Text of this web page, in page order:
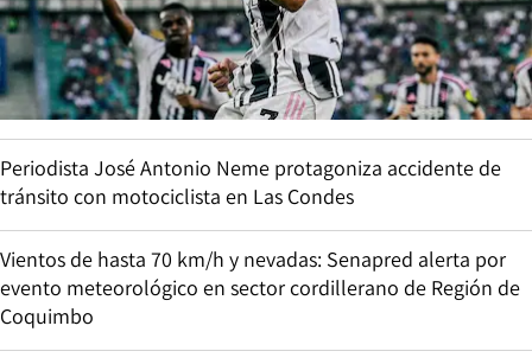
Periodista José Antonio Neme protagoniza accidente de
tránsito con motociclista en Las Condes
Vientos de hasta 70 km/h y nevadas: Senapred alerta por
evento meteorológico en sector cordillerano de Región de
Coquimbo